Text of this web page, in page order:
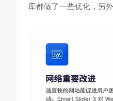
库都做了一些优化，另